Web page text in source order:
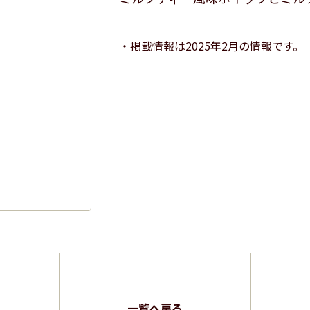
掲載情報は2025年2月の情報です。